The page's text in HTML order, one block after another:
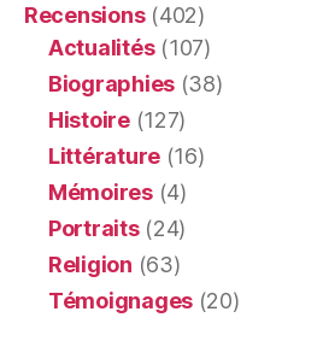
Recensions(402)
Actualités(107)
Biographies (38)
Histoire(127)
Littérature (16)
Mémoires(4)
Portraits(24)
Religion (63)
Témoignages (20)